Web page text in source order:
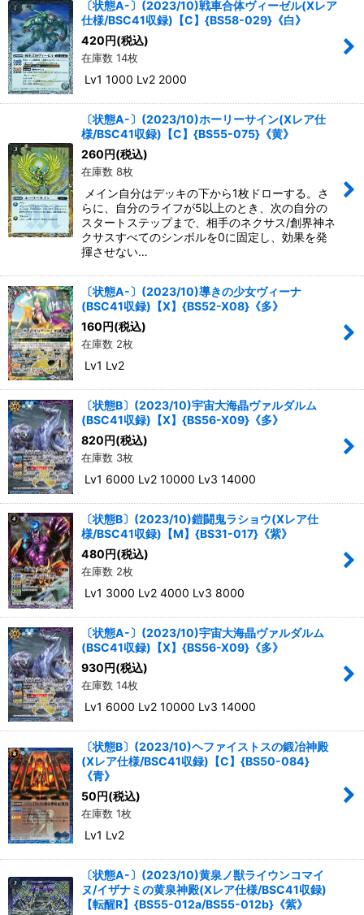
〔状態A-〕(2023/10)戦車合体ヴィーゼル(Xレア
仕様/BSC41収録)【C】{BS58-029}《白》
420 円(税込)
在庫数 14枚
Lv1 1000 Lv2 2000
〔状態A-〕(2023/10)ホーリーサイン(Xレア仕
様/BSC41収録)【C】{BS55-075}《黄》
260 円(税込)
在庫数 8枚
メイン自分はデッキの下から1枚ドローする。さ
らに、自分のライフが5以上のとき、次の自分の
スタートステップまで、相手のネクサス/創界神ネ
クサスすべてのシンボルを0に固定し、効果を発
揮させない…
〔状態A-〕(2023/10)導きの少女ヴィーナ
(BSC41収録)【X】{BS52-X08}《多》
160 円(税込)
在庫数 2枚
Lv1 Lv2
〔状態B〕(2023/10)宇宙大海晶ヴァルダルム
(BSC41収録)【X】{BS56-X09}《多》
820 円(税込)
在庫数 3枚
Lv1 6000 Lv2 10000 Lv3 14000
〔状態B〕(2023/10)鎧闘鬼ラショウ(Xレア仕
様/BSC41収録)【M】{BS31-017}《紫》
480 円(税込)
在庫数 2枚
Lv1 3000 Lv2 4000 Lv3 8000
〔状態A-〕(2023/10)宇宙大海晶ヴァルダルム
(BSC41収録)【X】{BS56-X09}《多》
930 円(税込)
在庫数 14枚
Lv1 6000 Lv2 10000 Lv3 14000
〔状態B〕(2023/10)ヘファイストスの鍛冶神殿
(Xレア仕様/BSC41収録)【C】{BS50-084}
《青》
50 円(税込)
在庫数 1枚
Lv1 Lv2
〔状態A-〕(2023/10)黄泉ノ獣ライウンコマイ
ヌ/イザナミの黄泉神殿(Xレア仕様/BSC41収録)
【転醒R】{BS55-012a/BS55-012b}《紫》